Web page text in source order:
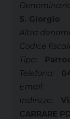
S. Giorgio
Altra
Codice
Tipo:
Telefono:
Email:
Indirizzo:
CARRARE PD